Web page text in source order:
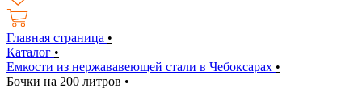
Главная страница •
Каталог •
Емкости из нержававеющей стали в Чебоксарах •
Бочки на 200 литров •